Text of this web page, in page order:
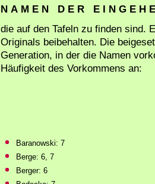
N A M E N D E R E I N G E H
die auf den Tafeln zu finden sind.
Originals beibehalten. Die
Generation, in der die Namen
Häufigkeit des Vorkommens an:
Baranowski: 7
Berge: 6, 7
Berger: 6